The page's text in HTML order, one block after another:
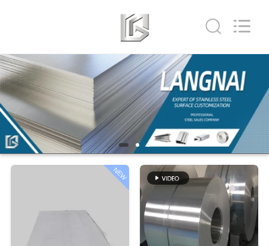
CASA
PRODUTOS
VÍDEOS
Reserved.
NEW